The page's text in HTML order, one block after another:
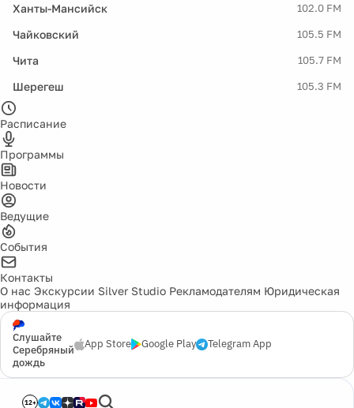
Ханты-Мансийск 102.0 FM
Чайковский 105.5 FM
Чита 105.7 FM
Шерегеш 105.3 FM
Расписание
Программы
Новости
Ведущие
События
Контакты
О нас Экскурсии Silver Studio Рекламодателям Юридическая
информация
Слушайте
Серебряный
дождь
App Store Google Play Telegram App
12+